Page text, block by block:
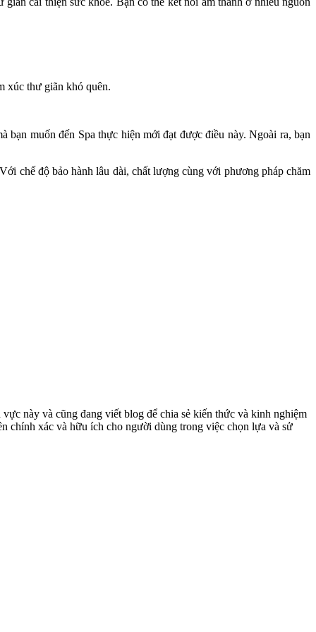
xúc thư giãn khó quên.
bạn muốn đến Spa thực hiện mới đạt được điều này. Ngoài ra, bạn
chế độ bảo hành lâu dài, chất lượng cùng với phương pháp chăm
này và cũng đang viết blog để chia sẻ kiến thức và kinh nghiệm
chính xác và hữu ích cho người dùng trong việc chọn lựa và sử